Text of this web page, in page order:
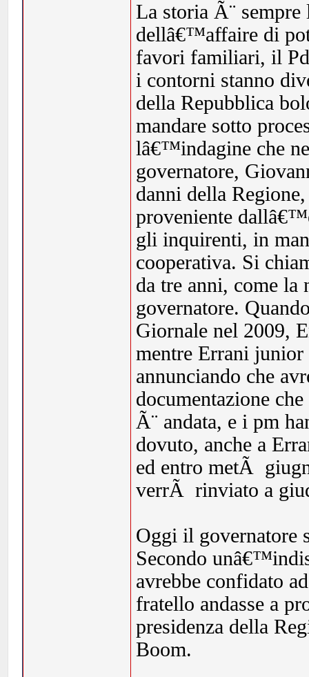
La storia Ã¨
dellâ€™affaire di
favori familiari, il
i contorni stanno
della Repubblica
mandare sotto
lâ€™indagine che
governatore,
danni della
proveniente
gli inquirenti, in
cooperativa. Si
da tre anni, come la
governatore.
Giornale nel 2009,
mentre Errani
annunciando che
documentazione
Ã¨ andata, e i pm
dovuto, anche a
ed entro metÃ
verrÃ rinviato a
Oggi il governatore
Secondo
avrebbe confidato
fratello andasse a
presidenza della
Boom.